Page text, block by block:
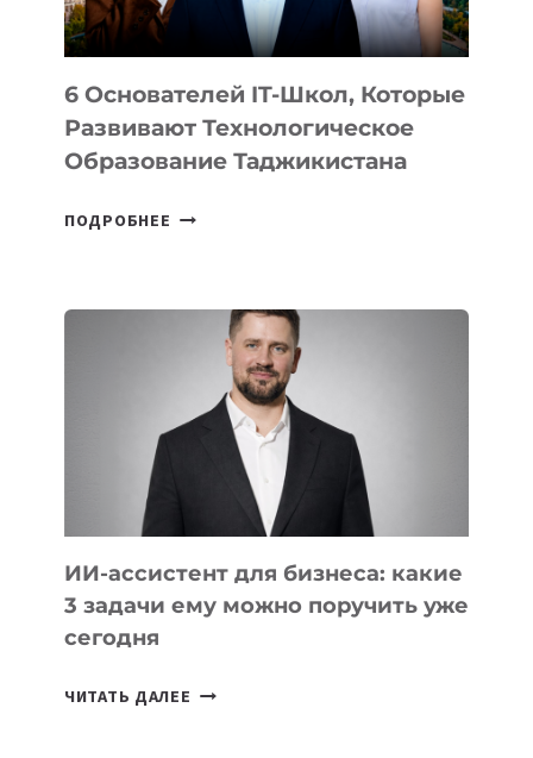
6 Основателей IT-Школ, Которые
Развивают Технологическое
Образование Таджикистана
ПОДРОБНЕЕ
КОТОРЫЕ
РАЗВИВАЮТ
ТЕХНОЛОГИЧЕСКОЕ
ОБРАЗОВАНИЕ
ТАДЖИКИСТАНА
ИИ-ассистент для бизнеса: какие
3 задачи ему можно поручить уже
сегодня
ЧИТАТЬ ДАЛЕЕ ИИ-